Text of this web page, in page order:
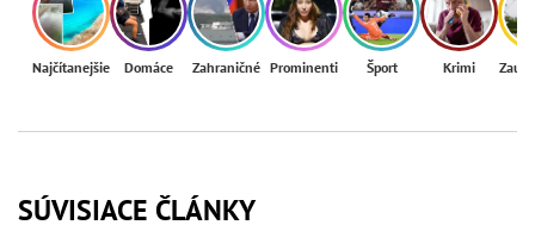
Najčítanejšie Domáce Zahraničné Prominenti Šport Krimi
SÚVISIACE ČLÁNKY